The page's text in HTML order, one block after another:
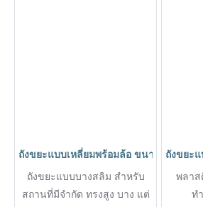
ถังขยะแบบเหลี่ยมพร้อมล้อ ขนาด80ลิตร ถั
ถังขยะแบบบางสลิม สำหรับ
สถานที่มีจำกัด ทรงสูง บาง แต่
ถังขยะ
พลาส
ท